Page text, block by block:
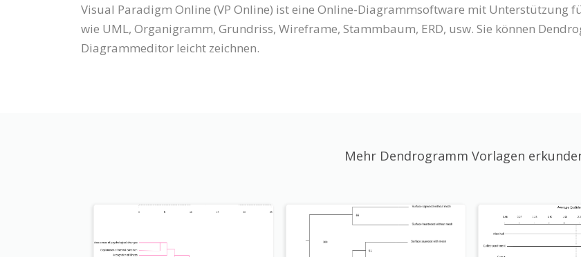
Visual Paradigm Online (VP Online) ist eine Online-Diagrammsoftware mit Unterstützung
wie UML, Organigramm, Grundriss, Wireframe, Stammbaum, ERD, usw. Sie können
Diagrammeditor leicht zeichnen.
Mehr Dendrogramm Vorlagen